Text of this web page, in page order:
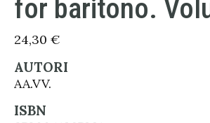
for baritono.
24,30 €
AUTORI
AA.VV.
ISBN